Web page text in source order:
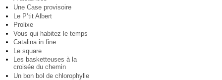
Une Case provisoire
Le P’tit Albert
Prolixe
Vous qui habitez le temps
Catalina in fine
Le square
Les basketteuses à la
croisée du chemin
Un bon bol de chlorophylle